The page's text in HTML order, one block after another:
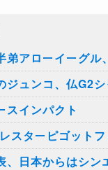
弟アローイーグ
ジュンコ、仏G2
スインパクト
スターピゴット
、日本からはシン